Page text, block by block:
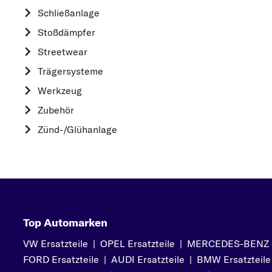
Schließanlage
Stoßdämpfer
Streetwear
Trägersysteme
Werkzeug
Zubehör
Zünd-/Glühanlage
P
PEUGEOT
Top Automarken
VW Ersatzteile | OPEL Ersatzteile | MERCEDES-
FORD Ersatzteile | AUDI Ersatzteile | BMW Ersatzteile